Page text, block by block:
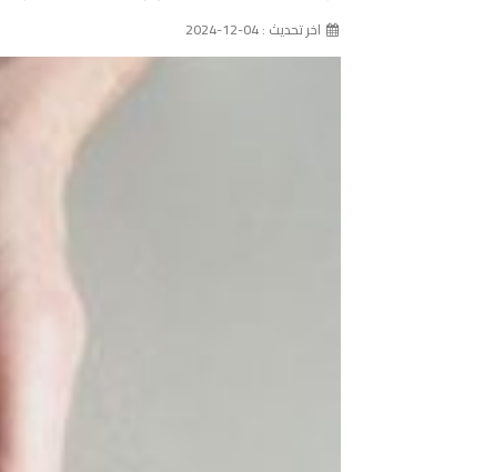
اخر تحديث : 04-12-2024